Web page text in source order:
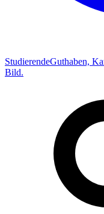
StudierendeGuthaben,
Bild.